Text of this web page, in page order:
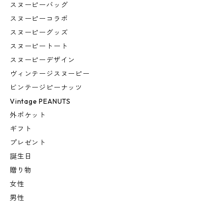
スヌーピーバッグ
スヌーピーコラボ
スヌーピーグッズ
スヌーピートート
スヌーピーデザイン
ヴィンテージスヌーピー
ビンテージピーナッツ
Vintage PEANUTS
外ポケット
ギフト
プレゼント
誕生日
贈り物
女性
男性